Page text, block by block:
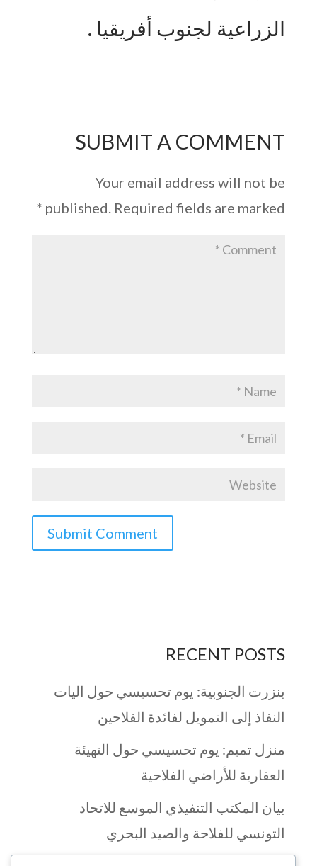
الزراعية لجنوب أفريقيا .
SUBMIT A COMMENT
Your email address will not be
published. Required fields are marked
*
RECENT POSTS
بنزرت الجنوبية: يوم تحسيسي حول اليات
النفاذ إلى التمويل لفائدة الفلاحين
منزل تميم: يوم تحسيسي حول التهيئة
العقارية للأراضي الفلاحية
بيان المكتب التنفيذي الموسع للاتحاد
التونسي للفلاحة والصيد البحري